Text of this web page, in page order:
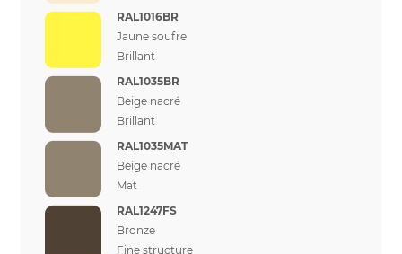
RAL1016BR
Jaune soufre
Brillant
RAL1035BR
Beige nacré
Brillant
RAL1035MAT
Beige nacré
Mat
RAL1247FS
Bronze
Fine structure